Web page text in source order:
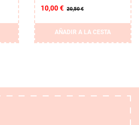
10,00 € 20,50 €
AÑADIR A LA CESTA